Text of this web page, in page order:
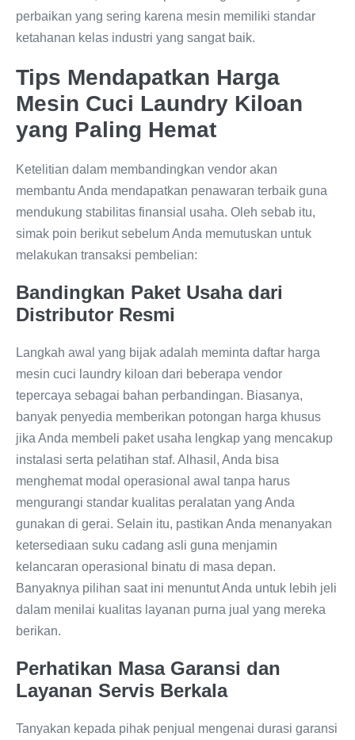
perbaikan yang sering karena mesin memiliki standar
ketahanan kelas industri yang sangat baik.
Tips Mendapatkan Harga
Mesin Cuci Laundry Kiloan
yang Paling Hemat
Ketelitian dalam membandingkan vendor akan
membantu Anda mendapatkan penawaran terbaik guna
mendukung stabilitas finansial usaha. Oleh sebab itu,
simak poin berikut sebelum Anda memutuskan untuk
melakukan transaksi pembelian:
Bandingkan Paket Usaha dari
Distributor Resmi
Langkah awal yang bijak adalah meminta daftar harga
mesin cuci laundry kiloan dari beberapa vendor
tepercaya sebagai bahan perbandingan. Biasanya,
banyak penyedia memberikan potongan harga khusus
jika Anda membeli paket usaha lengkap yang mencakup
instalasi serta pelatihan staf. Alhasil, Anda bisa
menghemat modal operasional awal tanpa harus
mengurangi standar kualitas peralatan yang Anda
gunakan di gerai. Selain itu, pastikan Anda menanyakan
ketersediaan suku cadang asli guna menjamin
kelancaran operasional binatu di masa depan.
Banyaknya pilihan saat ini menuntut Anda untuk lebih jeli
dalam menilai kualitas layanan purna jual yang mereka
berikan.
Perhatikan Masa Garansi dan
Layanan Servis Berkala
Tanyakan kepada pihak penjual mengenai durasi garansi